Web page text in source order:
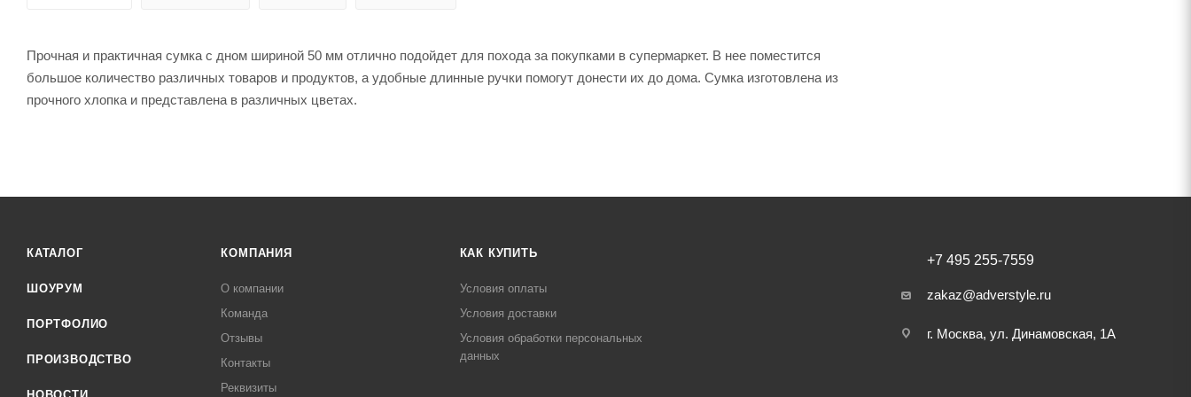
Прочная и практичная сумка c дном шириной 50 мм отлично подойдет для похода за покупками в супермаркет. В нее поместится
большое количество различных товаров и продуктов, а удобные длинные ручки помогут донести их до дома. Сумка изготовлена из
прочного хлопка и представлена в различных цветах.
КАТАЛОГ
ШОУРУМ
ПОРТФОЛИО
ПРОИЗВОДСТВО
КОМПАНИЯ
О компании
Команда
Отзывы
Контакты
Реквизиты
КАК КУПИТЬ
Условия оплаты
Условия доставки
Условия обработки персональных
данных
+7 495 255-7559
zakaz@adverstyle.ru
г. Москва, ул. Динамовская, 1А